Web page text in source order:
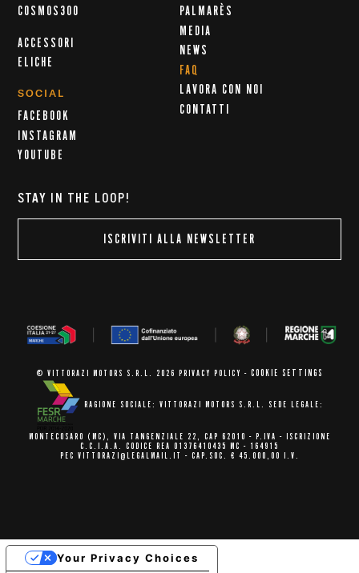
COSMOS300
ACCESSORI
ELICHE
SOCIAL
FACEBOOK
INSTAGRAM
YOUTUBE
PALMARÈS
MEDIA
NEWS
FAQ
LAVORA CON NOI
CONTATTI
STAY IN THE LOOP!
ISCRIVITI ALLA NEWSLETTER
© VITTORAZI MOTORS S.R.L. 2026 PRIVACY POLICY - COOKIE SETTINGS
RAGIONE SOCIALE: VITTORAZI MOTORS S.R.L. SEDE LEGALE:
MONTECOSARO (MC), VIA TANGENZIALE 22, CAP 62010 - P.IVA - ISCRIZIONE
C.C.I.A.A. CODICE REA 01376410435 MC - 164915
PEC VITTORAZI@LEGALMAIL.IT - CAP.SOC. € 45.000,00 I.V.
Your Privacy Choices